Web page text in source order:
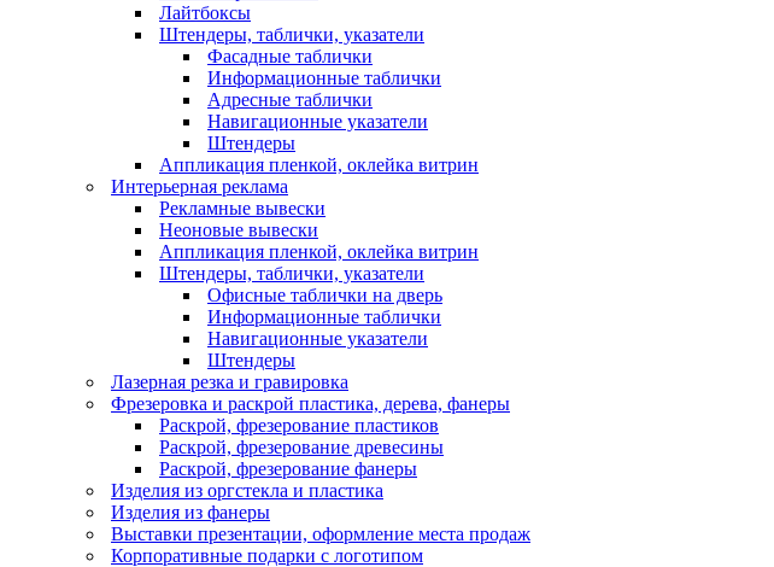
Лайтбоксы
Штендеры, таблички, указатели
Фасадные таблички
Информационные таблички
Адресные таблички
Навигационные указатели
Штендеры
Аппликация пленкой, оклейка витрин
Интерьерная реклама
Рекламные вывески
Неоновые вывески
Аппликация пленкой, оклейка витрин
Штендеры, таблички, указатели
Офисные таблички на дверь
Информационные таблички
Навигационные указатели
Штендеры
Лазерная резка и гравировка
Фрезеровка и раскрой пластика, дерева, фанеры
Раскрой, фрезерование пластиков
Раскрой, фрезерование древесины
Раскрой, фрезерование фанеры
Изделия из оргстекла и пластика
Изделия из фанеры
Выставки презентации, оформление места продаж
Корпоративные подарки с логотипом